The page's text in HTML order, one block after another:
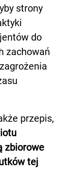
strony
do
zachowań
przepis,
zbiorowe
tej